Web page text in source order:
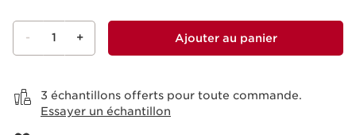
- 1 + Ajouter au panier
3 échantillons offerts pour toute commande.
Essayer un échantillon